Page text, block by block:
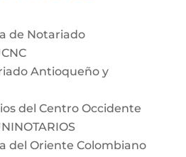
de Notariado
Antioqueño y
del Centro Occidente
del Oriente Colombiano